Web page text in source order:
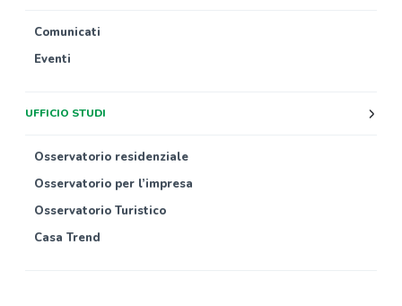
Comunicati
Eventi
UFFICIO STUDI
Osservatorio residenziale
Osservatorio per l’impresa
Osservatorio Turistico
Casa Trend